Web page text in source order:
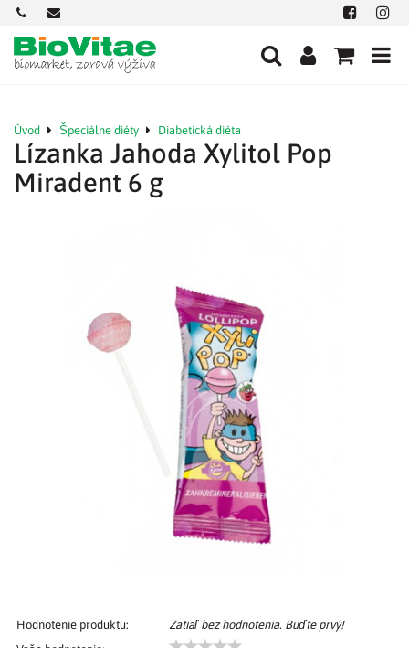
+421
901
712
584
office@biovitae.sk Facebook
Úvod Špeciálne diéty Diabetická diéta
Lízanka Jahoda Xylitol Pop
Miradent 6 g
Hodnotenie produktu:
Zatiaľ bez hodnotenia. Buďte prvý!